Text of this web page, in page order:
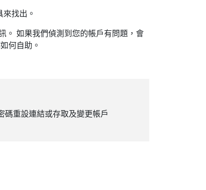
找出。
。 如果我們偵測到您的帳戶有問題，會
何自助。
碼重設連結或存取及變更帳戶